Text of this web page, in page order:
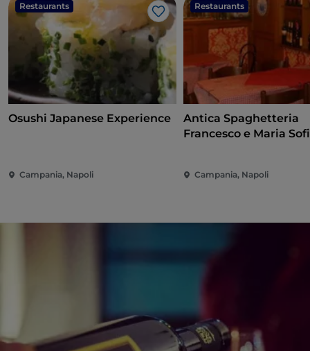
Restaurants
Like
Osushi Japanese Experience
Campania, Napoli
Restaurants
Antica Spaghetteria
Francesco e Maria
Campania, Napoli